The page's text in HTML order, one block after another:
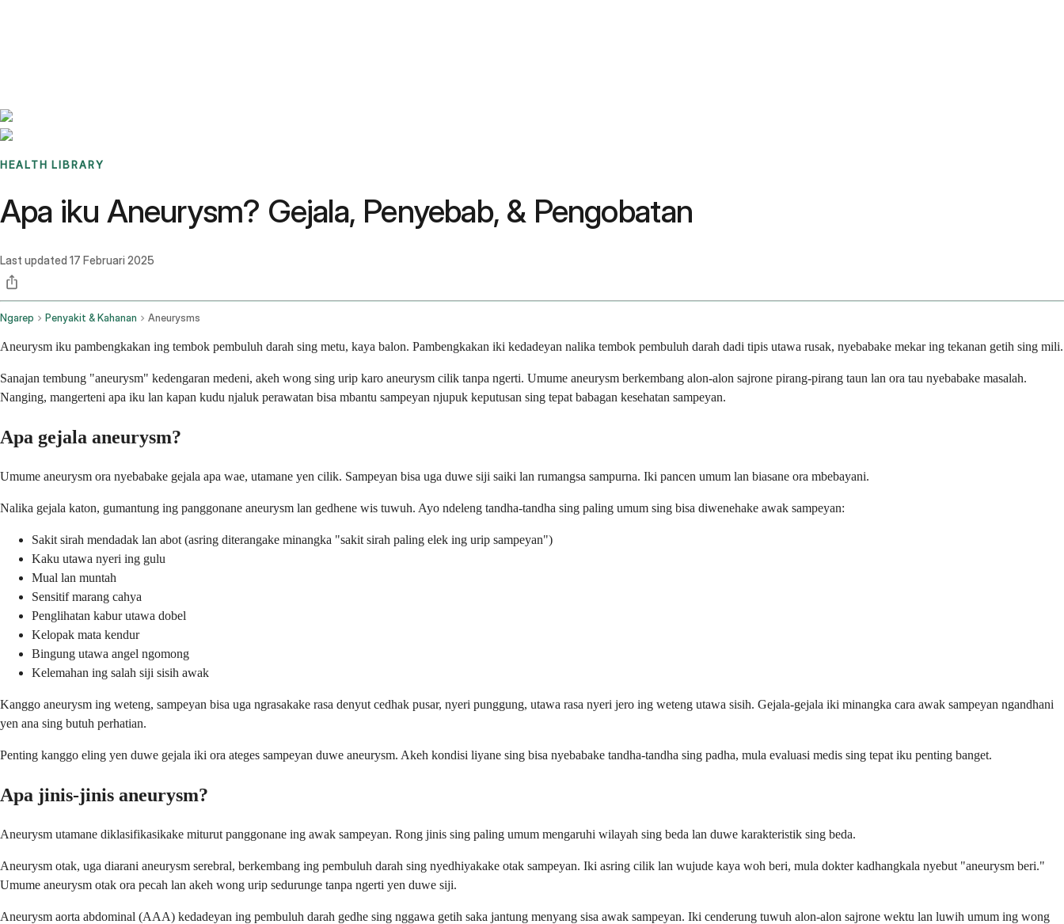
HEALTH LIBRARY
Apa iku Aneurysm? Gejala, Penyebab, & Pengobatan
Last updated 17 Februari 2025
Ngarep Penyakit & Kahanan Aneurysms
Aneurysm iku pambengkakan ing tembok pembuluh darah sing metu, kaya balon. Pambengkakan iki kedadeyan nalika tembok pembuluh darah dadi tipis utawa rusak, nyebabake mekar ing tekanan getih sing mili.
Sanajan tembung "aneurysm" kedengaran medeni, akeh wong sing urip karo aneurysm cilik tanpa ngerti. Umume aneurysm berkembang alon-alon sajrone pirang-pirang taun lan ora tau nyebabake masalah.
Nanging, mangerteni apa iku lan kapan kudu njaluk perawatan bisa mbantu sampeyan njupuk keputusan sing tepat babagan kesehatan sampeyan.
Apa gejala aneurysm?
Umume aneurysm ora nyebabake gejala apa wae, utamane yen cilik. Sampeyan bisa uga duwe siji saiki lan rumangsa sampurna. Iki pancen umum lan biasane ora mbebayani.
Nalika gejala katon, gumantung ing panggonane aneurysm lan gedhene wis tuwuh. Ayo ndeleng tandha-tandha sing paling umum sing bisa diwenehake awak sampeyan:
Sakit sirah mendadak lan abot (asring diterangake minangka "sakit sirah paling elek ing urip sampeyan")
Kaku utawa nyeri ing gulu
Mual lan muntah
Sensitif marang cahya
Penglihatan kabur utawa dobel
Kelopak mata kendur
Bingung utawa angel ngomong
Kelemahan ing salah siji sisih awak
Kanggo aneurysm ing weteng, sampeyan bisa uga ngrasakake rasa denyut cedhak pusar, nyeri punggung, utawa rasa nyeri jero ing weteng utawa sisih. Gejala-gejala iki minangka cara awak sampeyan ngandhani
yen ana sing butuh perhatian.
Penting kanggo eling yen duwe gejala iki ora ateges sampeyan duwe aneurysm. Akeh kondisi liyane sing bisa nyebabake tandha-tandha sing padha, mula evaluasi medis sing tepat iku penting banget.
Apa jinis-jinis aneurysm?
Aneurysm utamane diklasifikasikake miturut panggonane ing awak sampeyan. Rong jinis sing paling umum mengaruhi wilayah sing beda lan duwe karakteristik sing beda.
Aneurysm otak, uga diarani aneurysm serebral, berkembang ing pembuluh darah sing nyedhiyakake otak sampeyan. Iki asring cilik lan wujude kaya woh beri, mula dokter kadhangkala nyebut "aneurysm beri."
Umume aneurysm otak ora pecah lan akeh wong urip sedurunge tanpa ngerti yen duwe siji.
Aneurysm aorta abdominal (AAA) kedadeyan ing pembuluh darah gedhe sing nggawa getih saka jantung menyang sisa awak sampeyan. Iki cenderung tuwuh alon-alon sajrone wektu lan luwih umum ing wong